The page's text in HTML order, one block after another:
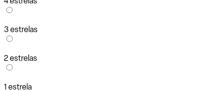
3 estrelas
2 estrelas
1 estrela